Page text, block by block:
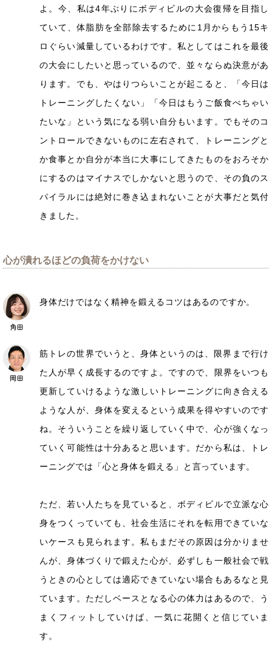
よ。今、私は4年ぶりにボディビルの大会復帰を目指し
ていて、体脂肪を全部除去するために1月からもう15キ
ロぐらい減量しているわけです。私としてはこれを最後
の大会にしたいと思っているので、並々ならぬ決意があ
ります。でも、やはりつらいことが起こると、「今日は
トレーニングしたくない」「今日はもうご飯食べちゃい
たいな」という気になる弱い自分もいます。でもそのコ
ントロールできないものに左右されて、トレーニングと
か食事とか自分が本当に大事にしてきたものをおろそか
にするのはマイナスでしかないと思うので、その負のス
パイラルには絶対に巻き込まれないことが大事だと気付
きました。
心が潰れるほどの負荷をかけない
身体だけではなく精神を鍛えるコツはあるのですか。
筋トレの世界でいうと、身体というのは、限界まで行け
た人が早く成長するのですよ。ですので、限界をいつも
更新していけるような激しいトレーニングに向き合える
ような人が、身体を変えるという成果を得やすいのです
ね。そういうことを繰り返していく中で、心が強くなっ
ていく可能性は十分あると思います。だから私は、トレ
ーニングでは「心と身体を鍛える」と言っています。
ただ、若い人たちを見ていると、ボディビルで立派な心
身をつくっていても、社会生活にそれを転用できていな
いケースも見られます。私もまだその原因は分かりませ
んが、身体づくりで鍛えた心が、必ずしも一般社会で戦
うときの心としては適応できていない場合もあるなと見
ています。ただしベースとなる心の体力はあるので、う
まくフィットしていけば、一気に花開くと信じていま
す。